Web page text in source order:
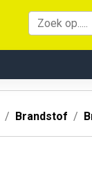
Brandstof